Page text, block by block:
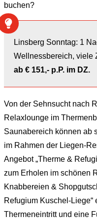
buchen?
Linsberg Sonntag: 1
Wellnessbereich, viele
ab € 151,- p.P. im DZ.
Von der Sehnsucht nach
Relaxlounge im
Saunabereich können ab
im Rahmen der Liegen-
Angebot „Therme &
zum Erholen im schönen
Knabbereien &
Refugium Kuschel-Liege“
Thermeneintritt und eine